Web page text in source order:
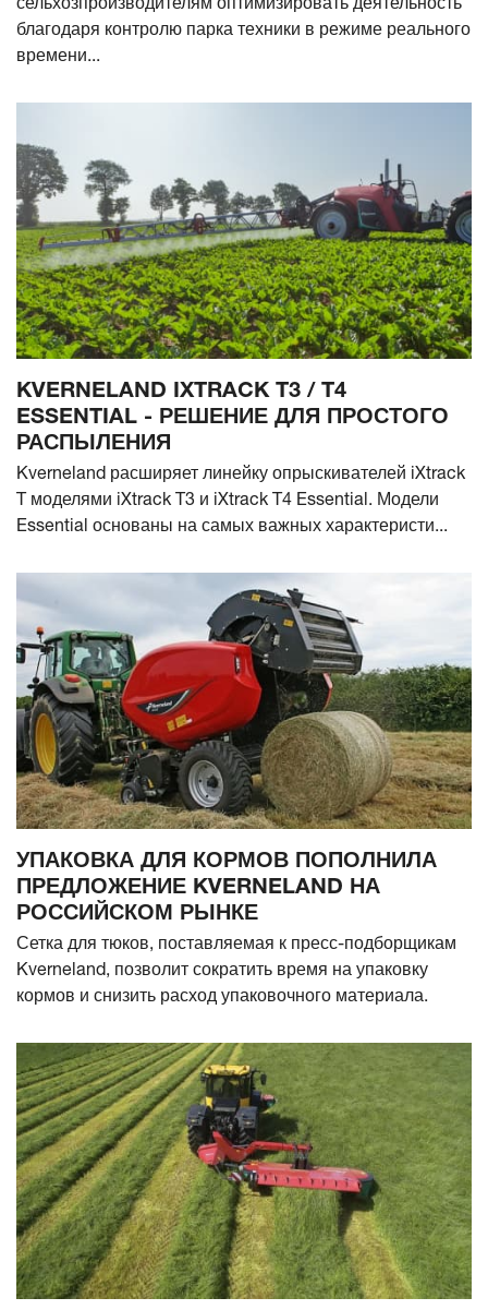
благодаря контролю парка техники в режиме реального
времени...
KVERNELAND IXTRACK T3 / T4
ESSENTIAL - РЕШЕНИЕ ДЛЯ ПРОСТОГО
РАСПЫЛЕНИЯ
Kverneland расширяет линейку опрыскивателей iXtrack
T моделями iXtrack T3 и iXtrack T4 Essential. Модели
Essential основаны на самых важных характеристи...
УПАКОВКА ДЛЯ КОРМОВ ПОПОЛНИЛА
ПРЕДЛОЖЕНИЕ KVERNELAND НА
РОССИЙСКОМ РЫНКЕ
Сетка для тюков, поставляемая к пресс-подборщикам
Kverneland, позволит сократить время на упаковку
кормов и снизить расход упаковочного материала.